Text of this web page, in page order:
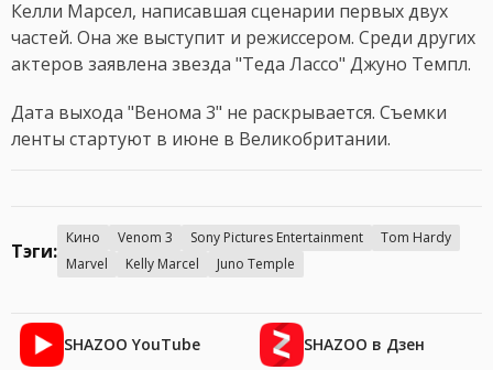
Келли Марсел, написавшая сценарии первых двух
частей. Она же выступит и режиссером. Среди других
актеров заявлена звезда "Теда Лассо" Джуно Темпл.
Дата выхода "Венома 3" не раскрывается. Съемки
ленты стартуют в июне в Великобритании.
Тэги:
Кино Venom 3 Sony Pictures Entertainment
Tom Hardy
Marvel
Kelly Marcel Juno Temple
SHAZOO YouTube SHAZOO в Дзен